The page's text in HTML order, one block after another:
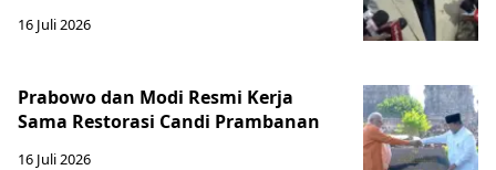
16 Juli 2026
Prabowo dan Modi Resmi Kerja
Sama Restorasi Candi Prambanan
16 Juli 2026